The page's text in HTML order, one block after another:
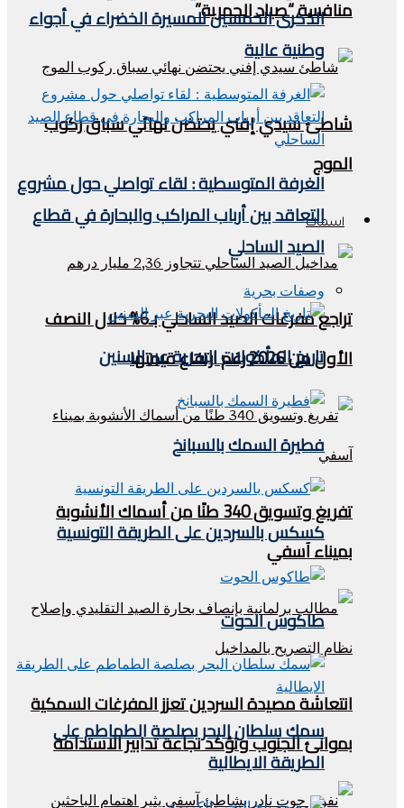
منافسة “صياد الحمرية”
شاطئ سيدي إفني يحتضن نهائي سباق ركوب
الموج
اسماك
تراجع مفرغات الصيد الساحلي بـ6% خلال النصف
الأول من 2026 رغم ارتفاع قيمتها
تفريغ وتسويق 340 طنًا من أسماك الأنشوبة
بميناء آسفي
انتعاشة مصيدة السردين تعزز المفرغات السمكية
بموانئ الجنوب وتؤكد نجاعة تدابير الاستدامة
الذكرى الخمسين للمسيرة الخضراء في أجواء
وطنية عالية
الغرفة المتوسطية : لقاء تواصلي حول مشروع
التعاقد بين أرباب المراكب والبحارة في قطاع
الصيد الساحلي
وصفات بحرية
تاريخ المأكولات البحرية عبر السنين
فطيرة السمك بالسبانخ
كسكس بالسردين على الطريقة التونسية
طاكوس الحوت
سمك سلطان البحر بصلصة الطماطم على
الطريقة الايطالية